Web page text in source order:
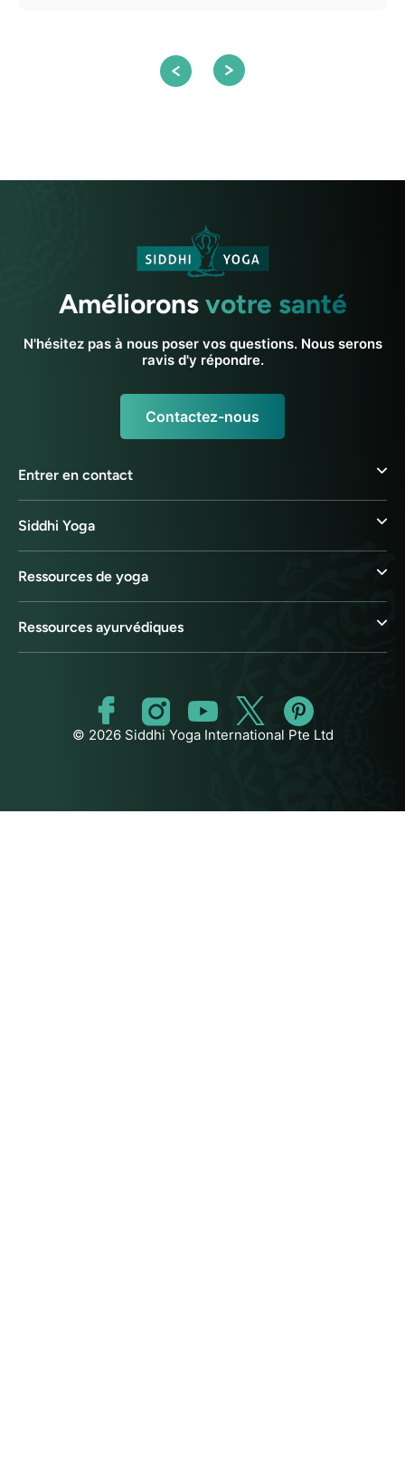
Amélioronsvotre santé
N'hésitez pas à nous poser vos questions. Nous serons
ravis d'y répondre.
Contactez-nous
Entrer en contact
Siddhi Yoga
Ressources de yoga
Ressources ayurvédiques
© 2026 Siddhi Yoga International Pte Ltd